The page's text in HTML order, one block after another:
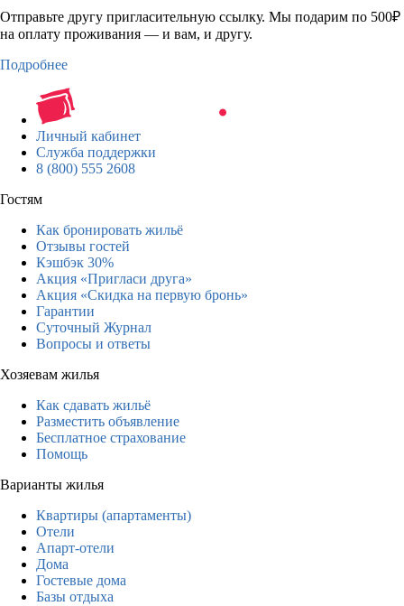
Отправьте другу пригласительную ссылку. Мы подарим по 500₽
на оплату проживания — и вам, и другу.
Подробнее
Личный кабинет
Служба поддержки
8 (800) 555 2608
Гостям
Как бронировать жильё
Отзывы гостей
Кэшбэк 30%
Акция «Пригласи друга»
Акция «Скидка на первую бронь»
Гарантии
Суточный Журнал
Вопросы и ответы
Хозяевам жилья
Как сдавать жильё
Разместить объявление
Бесплатное страхование
Помощь
Варианты жилья
Квартиры (апартаменты)
Отели
Апарт-отели
Дома
Гостевые дома
Базы отдыха